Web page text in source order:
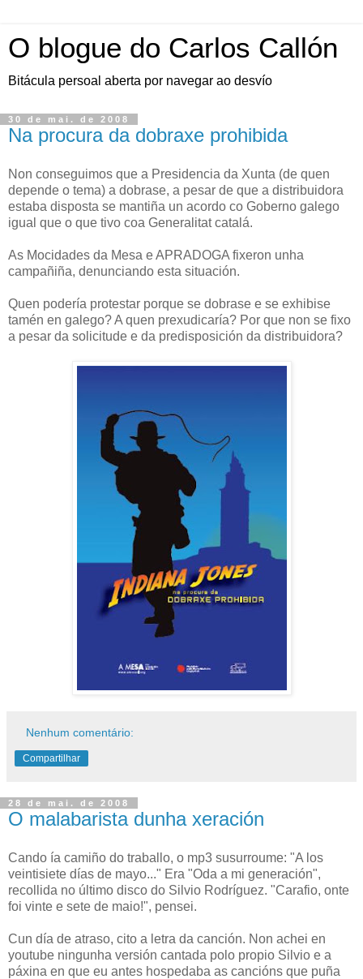
O blogue do Carlos Callón
Bitácula persoal aberta por navegar ao desvío
30 de mai. de 2008
Na procura da dobraxe prohibida
Non conseguimos que a Presidencia da Xunta (de quen
depende o tema) a dobrase, a pesar de que a distribuidora
estaba disposta se mantiña un acordo co Goberno galego
igual que o que tivo coa Generalitat catalá.
As Mocidades da Mesa e APRADOGA fixeron unha
campañiña, denunciando esta situación.
Quen podería protestar porque se dobrase e se exhibise
tamén en galego? A quen prexudicaría? Por que non se fixo
a pesar da solicitude e da predisposición da distribuidora?
Nenhum comentário:
Compartilhar
28 de mai. de 2008
O malabarista dunha xeración
Cando ía camiño do traballo, o mp3 susurroume: "A los
veintisiete días de mayo..." Era "Oda a mi generación",
recollida no último disco do Silvio Rodríguez. "Carafio, onte
foi vinte e sete de maio!", pensei.
Cun día de atraso, cito a letra da canción. Non achei en
youtube ningunha versión cantada polo propio Silvio e a
páxina en que eu antes hospedaba as cancións que puña